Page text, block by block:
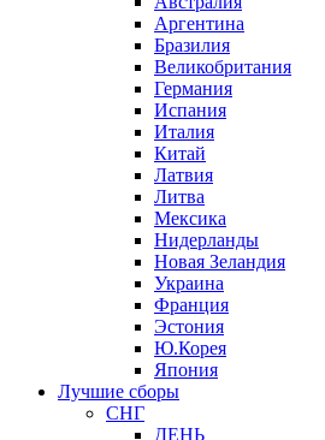
Аргентина
Бразилия
Великобритания
Германия
Испания
Италия
Китай
Латвия
Литва
Мексика
Нидерланды
Новая Зеландия
Украина
Франция
Эстония
Ю.Корея
Япония
Лучшие сборы
СНГ
ДЕНЬ